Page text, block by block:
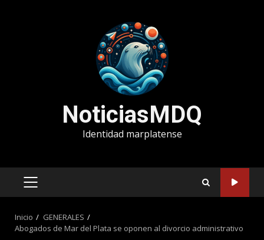
NoticiasMDQ
Identidad marplatense
MENÚ
Inicio
GENERALES
Abogados de Mar del Plata se oponen al divorcio administrativo